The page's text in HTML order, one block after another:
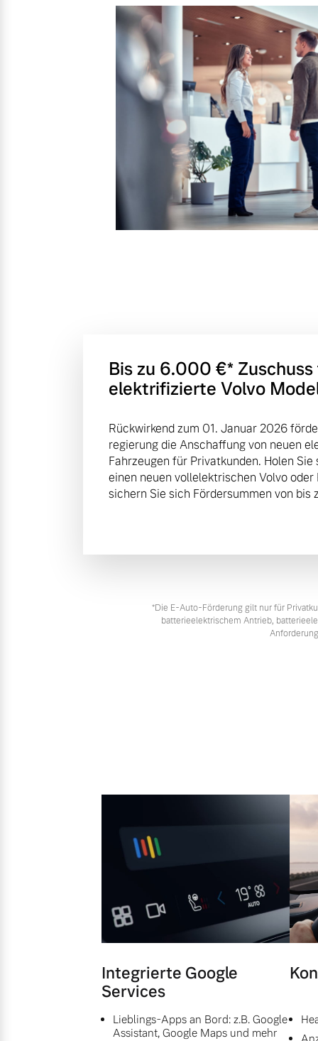
Mehr erfahren
Frühjahrscheck
Entdecken Sie unsere saisonalen
Mehr erfahren
Finanzierung & Leasing
Bis zu 6.000 €⁠* Zuschuss
elektrifizierte Volvo
Rückwirkend zum 01. Januar 2026
regierung die Anschaffung von neuen
Fahrzeugen für Privatkunden. Holen
einen neuen vollelektrischen Volvo
sichern Sie sich Fördersummen von bis
*Die E‑Auto-Förderung gilt nur für
batterieelektrischem Antrieb,
Integrierte Google
Services
Lieblings-Apps an Bord: z.B. Google
Assistant, Google Maps und mehr